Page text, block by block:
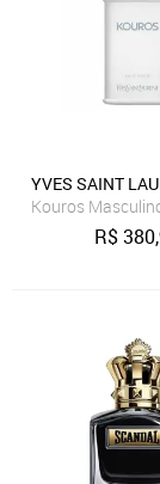
YVES SAINT
Kouros
R$